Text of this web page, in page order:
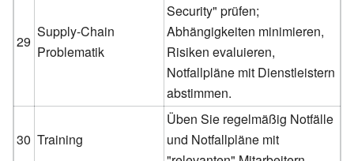
29
Supply-Chain
Problematik
Security" prüfen;
Abhängigkeiten minimieren,
Risiken evaluieren,
Notfallpläne mit Dienstleistern
abstimmen.
30 Training
Üben Sie regelmäßig Notfälle
und Notfallpläne mit